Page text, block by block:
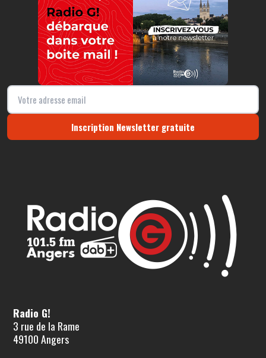
Inscription Newsletter gratuite
Radio G!
3 rue de la Rame
49100 Angers